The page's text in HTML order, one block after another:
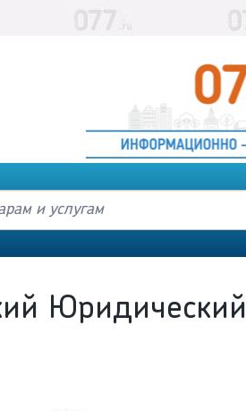
Юридический